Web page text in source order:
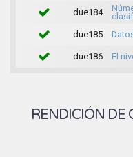
due184
due185
due186 El
RENDICIÓN DE